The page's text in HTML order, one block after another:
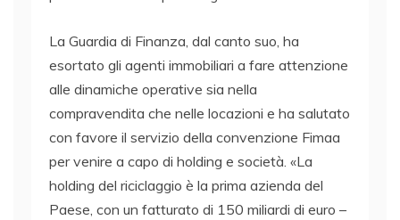
La Guardia di Finanza, dal canto suo, ha
esortato gli agenti immobiliari a fare attenzione
alle dinamiche operative sia nella
compravendita che nelle locazioni e ha salutato
con favore il servizio della convenzione Fimaa
per venire a capo di holding e società. «La
holding del riciclaggio è la prima azienda del
Paese, con un fatturato di 150 miliardi di euro –